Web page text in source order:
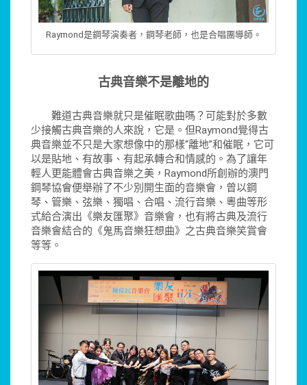
Raymond是鋼琴演奏者，鋼琴老師，也是合唱團導師。
古典音樂不是離地的
難道古典音樂就只是催眠歌曲嗎？可能對於多數
少接觸古典音樂的人來說，它是。但Raymond覺得古
典音樂並不只是大家想像中的那樣“離地”和催眠，它可
以是貼地、有故事、有起承轉合和情感的。為了讓年
輕人更能體會古典音樂之美，Raymond所創辦的澳門
鋼琴協會便舉辦了不少別開生面的音樂會，曾以鋼
琴、管樂、弦樂、獨唱、合唱、流行音樂、粵曲等形
式給合演出《樂友匯聚》音樂會，也有將古典及流行
音樂會結合的《鬼馬音樂狂想曲》之古典音樂笑賞會
等等。